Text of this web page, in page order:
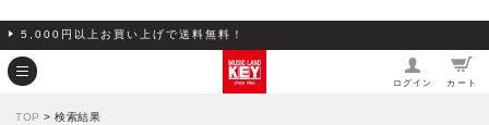
5,000円以上お買い上げで送料無料！
ログイン カート
TOP > 検索結果